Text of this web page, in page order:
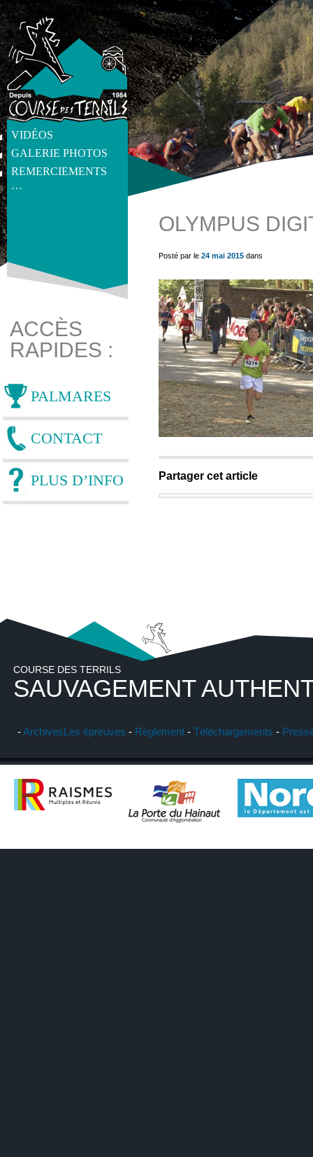
VIDÉOS
GALERIE PHOTOS
REMERCIEMENTS
…
get_post_meta(get_the_ID(), 'thumb', true) ?>
ACCÈS
RAPIDES :
PALMARES
CONTACT
PLUS D’INFO
OLYMPUS
Posté par le 24 mai 2015 dans
Partager cet article
COURSE DES TERRILS
SAUVAGEMENT
-ArchivesLes épreuves - Réglement - Téléchargements -